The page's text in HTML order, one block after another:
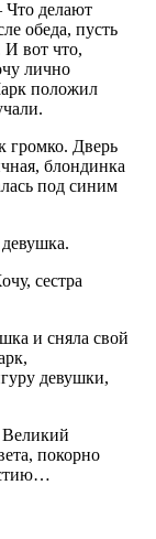
делают
обеда, пусть
И вот что,
лично
положил
громко. Дверь
блондинка
под синим
сестра
и сняла свой
девушки,
Великий
покорно